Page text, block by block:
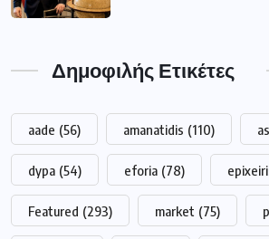
Δημοφιλής Ετικέτες
aade (56) amanatidis (110)
dypa (54) eforia (78)
Featured (293) market (75)